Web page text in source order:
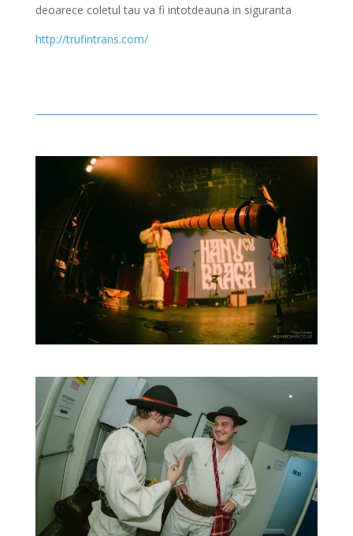
deoarece coletul tau va fi intotdeauna in siguranta
http://trufintrans.com/